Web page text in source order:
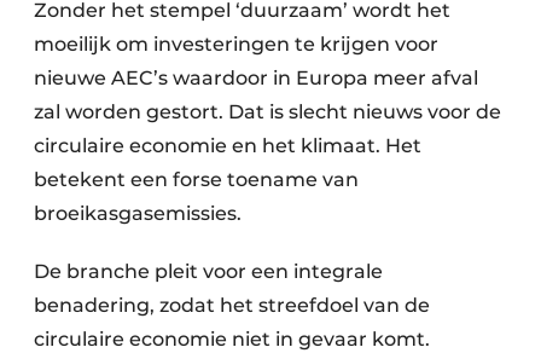
Zonder het stempel ‘duurzaam’ wordt het
moeilijk om investeringen te krijgen voor
nieuwe AEC’s waardoor in Europa meer afval
zal worden gestort. Dat is slecht nieuws voor de
circulaire economie en het klimaat. Het
betekent een forse toename van
broeikasgasemissies.
De branche pleit voor een integrale
benadering, zodat het streefdoel van de
circulaire economie niet in gevaar komt.